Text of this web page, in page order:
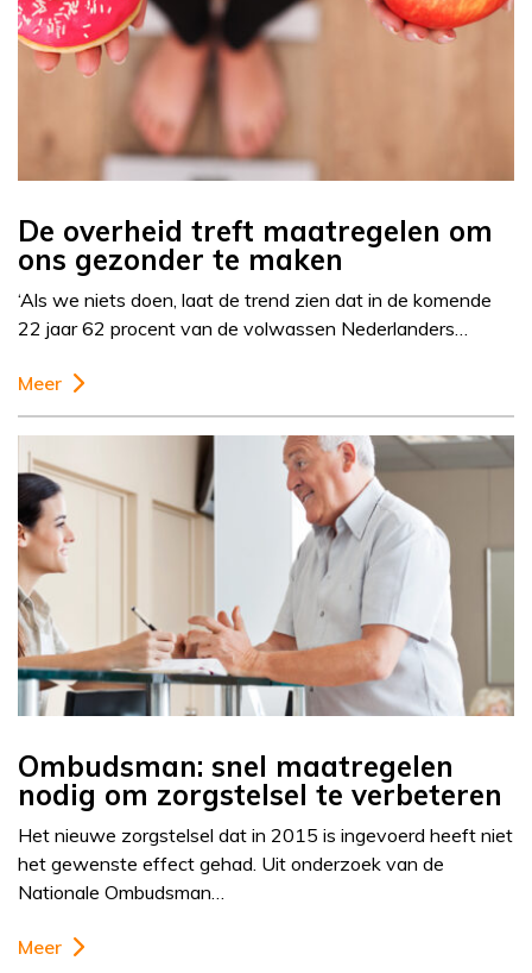
De overheid treft maatregelen om
ons gezonder te maken
‘Als we niets doen, laat de trend zien dat in de komende
22 jaar 62 procent van de volwassen Nederlanders…
Meer
Ombudsman: snel maatregelen
nodig om zorgstelsel te verbeteren
Het nieuwe zorgstelsel dat in 2015 is ingevoerd heeft niet
het gewenste effect gehad. Uit onderzoek van de
Nationale Ombudsman…
Meer